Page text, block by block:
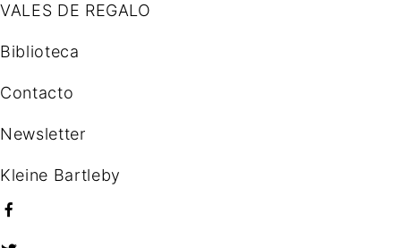
VALES DE REGALO
Biblioteca
Contacto
Newsletter
Kleine Bartleby